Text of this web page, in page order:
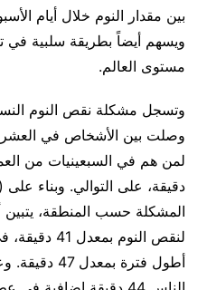
بين مقدار النوم خلال أيام
ويسهم أيضاً بطريقة سلبية في
مستوى العالم.
وتسجل مشكلة نقص النوم
وصلت بين الأشخاص في
المشكلة حسب المنطقة،
لنقص النوم
أطول فترة